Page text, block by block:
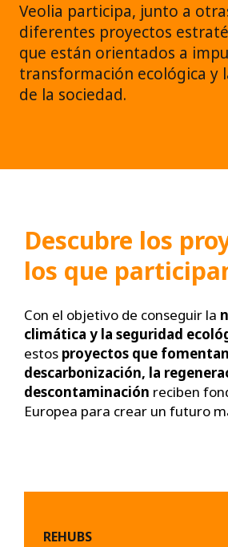
Veolia participa, junto a
diferentes proyectos
que están orientados a
transformación ecológica y
de la sociedad.
Descubre los
los que
Con el objetivo de conseguir la
climática y la seguridad
estos proyectos que
descarbonización, la
descontaminación reciben
Europea para crear un futuro
REHUBS